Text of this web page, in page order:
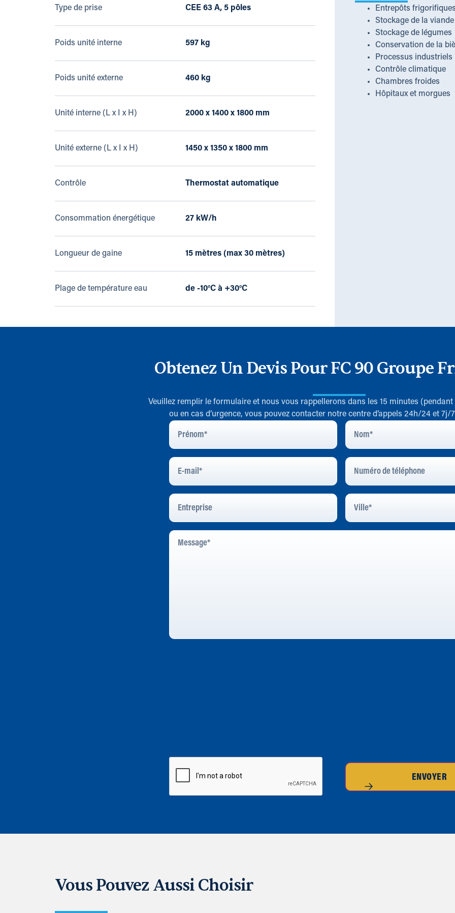
Type de prise CEE 63 A, 5 pôles
Poids unité interne 597 kg
Poids unité externe 460 kg
Unité interne (L x I x H) 2000 x 1400 x 1800 mm
Unité externe (L x I x H) 1450 x 1350 x 1800 mm
Contrôle Thermostat automatique
Consommation énergétique 27 kW/h
Longueur de gaine 15 mètres (max 30 mètres)
Plage de température eau de -10°C à +30°C
Entrepôts frigorifiques
Stockage de la viande
Stockage de légumes
Conservation de la
Processus industriels
Contrôle climatique
Chambres froides
Hôpitaux et morgues
Obtenez Un Devis Pour FC 90 Groupe
Veuillez remplir le formulaire et nous vous rappellerons dans les 15 minutes (pendant
ou en cas d’urgence, vous pouvez contacter notre centre d’appels 24h/24 et 7j/
Prénom Nom
E-
Mail*
Numéro
Téléphone
Entreprise
Ville
Message
CAPTCHA
ENVOYER
Vous Pouvez Aussi Choisir